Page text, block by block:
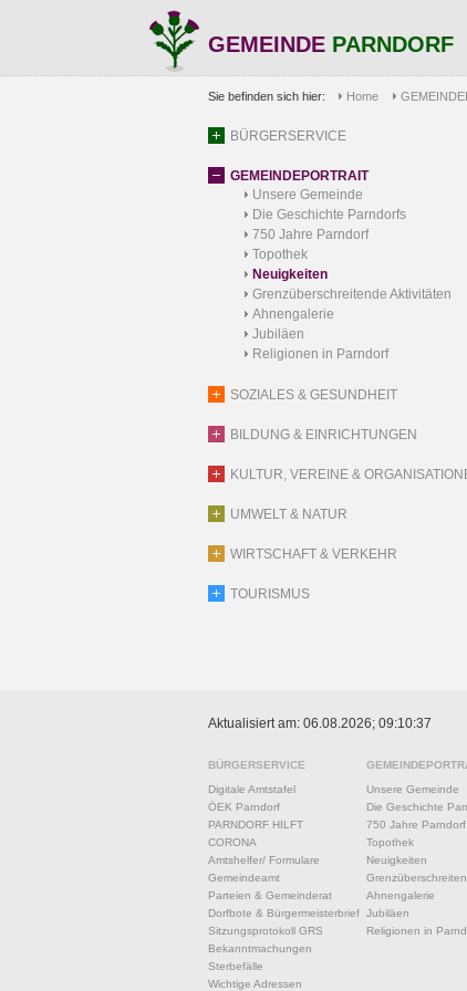
GEMEINDE PARNDORF
Sie befinden sich hier: Home
BÜRGERSERVICE
GEMEINDEPORTRAIT
Unsere Gemeinde
Die Geschichte Parndorfs
750 Jahre Parndorf
Topothek
Neuigkeiten
Grenzüberschreitende Aktivitäten
Ahnengalerie
Jubiläen
Religionen in Parndorf
SOZIALES & GESUNDHEIT
BILDUNG & EINRICHTUNGEN
KULTUR, VEREINE &
UMWELT & NATUR
WIRTSCHAFT & VERKEHR
TOURISMUS
Aktualisiert am: 06.08.2026; 09:10:37
BÜRGERSERVICE
Digitale Amtstafel
ÖEK Parndorf
PARNDORF HILFT
CORONA
Amtshelfer/ Formulare
Gemeindeamt
Parteien & Gemeinderat
Dorfbote & Bürgermeisterbrief
Sitzungsprotokoll GRS
Bekanntmachungen
Sterbefälle
Wichtige Adressen
Unsere Gemeinde
Die Geschichte
750 Jahre Parndorf
Topothek
Neuigkeiten
Ahnengalerie
Jubiläen
Religionen in